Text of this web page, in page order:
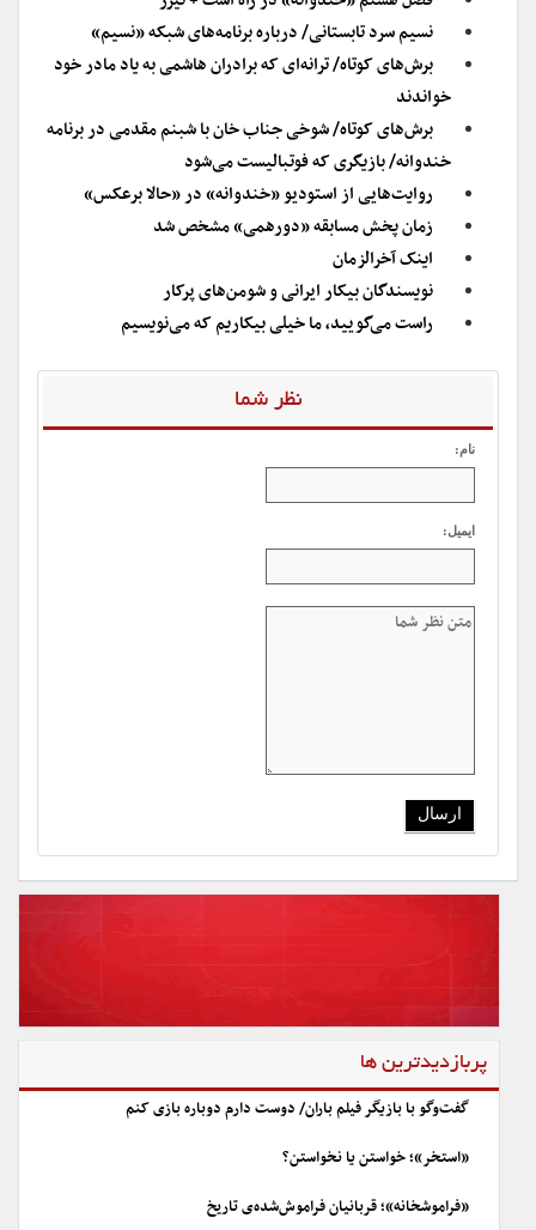
نسیم سرد تابستانی/ درباره برنامه‌های شبکه «نسیم»
برش‌های کوتاه/ ترانه‌ای که برادران هاشمی به یاد مادر خود
خواندند
برش‌های کوتاه/ شوخی جناب خان با شبنم مقدمی در برنامه
خندوانه/ بازیگری که فوتبالیست می‌شود
روایت‌هایی از استودیو «خندوانه» در «حالا برعکس»
زمان پخش مسابقه «دورهمی» مشخص شد
اینک آخرالزمان
نویسندگان بیکار ایرانی و شومن‌های پرکار
راست می‌گویید، ما خیلی بیکاریم که می‌نویسیم
نظر شما
نام:
ایمیل:
پربازدیدترین ها
گفت‌وگو با بازیگر فیلم باران/ دوست دارم دوباره بازی کنم
«استخر»؛ خواستن یا نخواستن؟
«فراموشخانه»؛ قربانیان فراموش‌شده‌ی تاریخ